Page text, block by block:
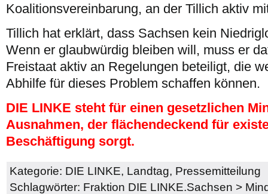
Koalitionsvereinbarung, an der Tillich aktiv
Tillich hat erklärt, dass Sachsen kein
Wenn er glaubwürdig bleiben will, muss er
Freistaat aktiv an Regelungen beteiligt, die
Abhilfe für dieses Problem schaffen können.
DIE LINKE steht für einen gesetzlichen
Ausnahmen, der flächendeckend für
Beschäftigung sorgt.
Kategorie: DIE LINKE, Landtag, Pressemitteilung
Schlagwörter: Fraktion DIE LINKE.Sachsen >